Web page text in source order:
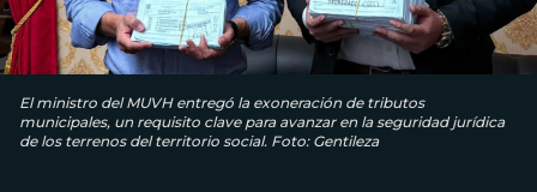
El ministro del MUVH entregó la exoneración de tributos
municipales, un requisito clave para avanzar en la seguridad jurídica
de los terrenos del territorio social. Foto: Gentileza